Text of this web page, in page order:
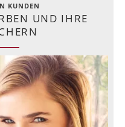
KUNDEN
UND IHRE